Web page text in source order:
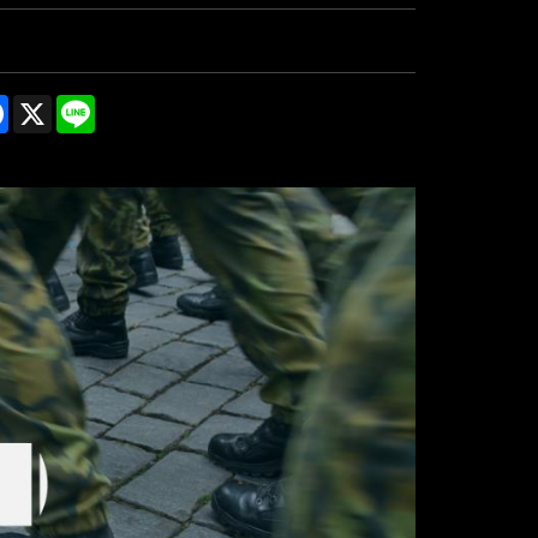
Facebook
X